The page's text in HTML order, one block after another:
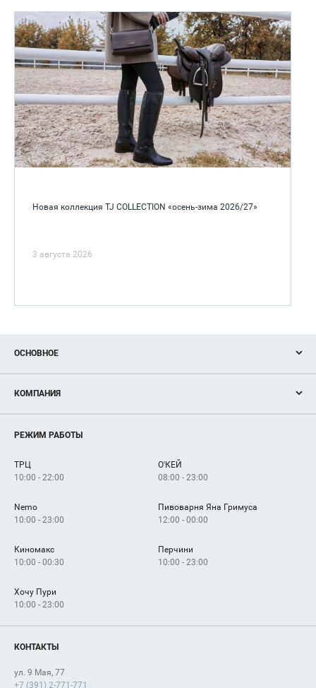
Новая коллекция TJ COLLECTION «осень-зима 2026/27»
3 августа 2026
ОСНОВНОЕ
Новости
Магазины
Услуги
КОМПАНИЯ
Рекламодателям
Как добраться
РЕЖИМ РАБОТЫ
ТРЦ
10:00 - 22:00
О'КЕЙ
08:00 - 23:00
Nemo
10:00 - 23:00
Пивоварня Яна Гримуса
12:00 - 00:00
Киномакс
10:00 - 00:30
Перчини
10:00 - 23:00
Хочу Пури
10:00 - 23:00
КОНТАКТЫ
ул. 9 Мая, 77
+7 (391) 2-771-771